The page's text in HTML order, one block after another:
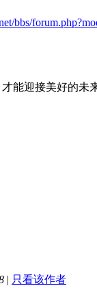
bbs/
能迎接美好的未
| 只看该作者